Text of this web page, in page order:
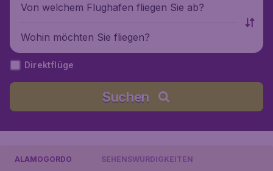
Von welchem Flughafen fliegen Sie ab?
Wohin möchten Sie fliegen?
Direktflüge
Suchen
ALAMOGORDO SEHENSWÜRDIGKEITEN